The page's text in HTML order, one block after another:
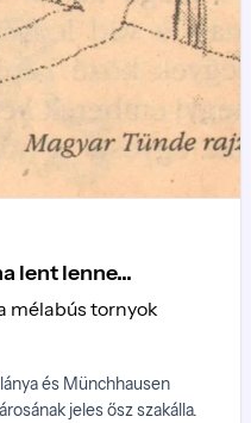
lent lenne...
mélabús tornyok
és Münchhausen
jeles ősz szakálla.